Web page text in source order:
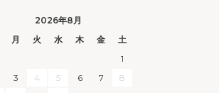
2026年8月
月 火 水 木 金
土
1
3 4 5 6 7
8